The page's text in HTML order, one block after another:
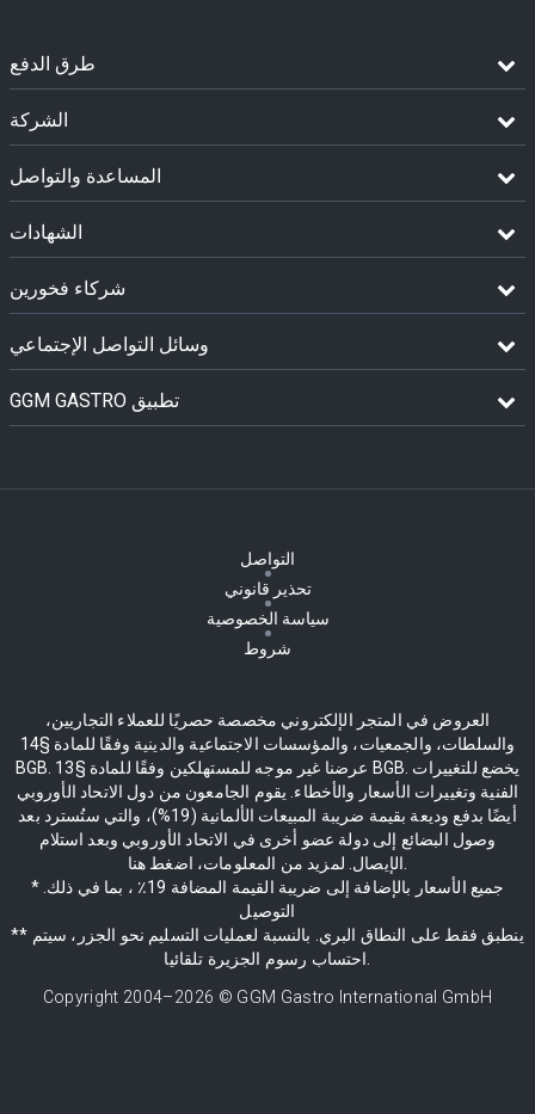
طرق الدفع
الشركة
المساعدة والتواصل
الشهادات
شركاء فخورين
وسائل التواصل الإجتماعي
GGM GASTRO تطبيق
التواصل
تحذير قانوني
سياسة الخصوصية
شروط
العروض في المتجر الإلكتروني مخصصة حصريًا للعملاء التجاريين،
والسلطات، والجمعيات، والمؤسسات الاجتماعية والدينية وفقًا للمادة §14
BGB. عرضنا غير موجه للمستهلكين وفقًا للمادة §13 BGB. يخضع للتغييرات
الفنية وتغييرات الأسعار والأخطاء. يقوم الجامعون من دول الاتحاد الأوروبي
أيضًا بدفع وديعة بقيمة ضريبة المبيعات الألمانية (19%)، والتي ستُسترد بعد
وصول البضائع إلى دولة عضو أخرى في الاتحاد الأوروبي وبعد استلام
* جميع الأسعار بالإضافة إلى ضريبة القيمة المضافة 19٪ ، بما في ذلك.
التوصيل
** ينطبق فقط على النطاق البري. بالنسبة لعمليات التسليم نحو الجزر، سيتم
Copyright 2004–2026 © GGM Gastro International GmbH